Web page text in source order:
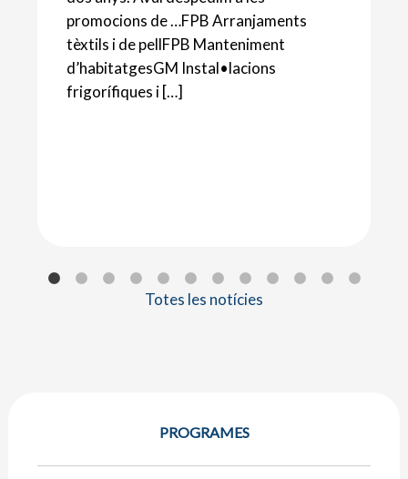
PROGRAMES
promocions de …FPB Arranjaments
tèxtils i de pellFPB Manteniment
d’habitatgesGM Instal•lacions
frigorífiques i […]
Totes les notícies